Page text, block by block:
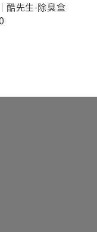
酷先生-除臭盒